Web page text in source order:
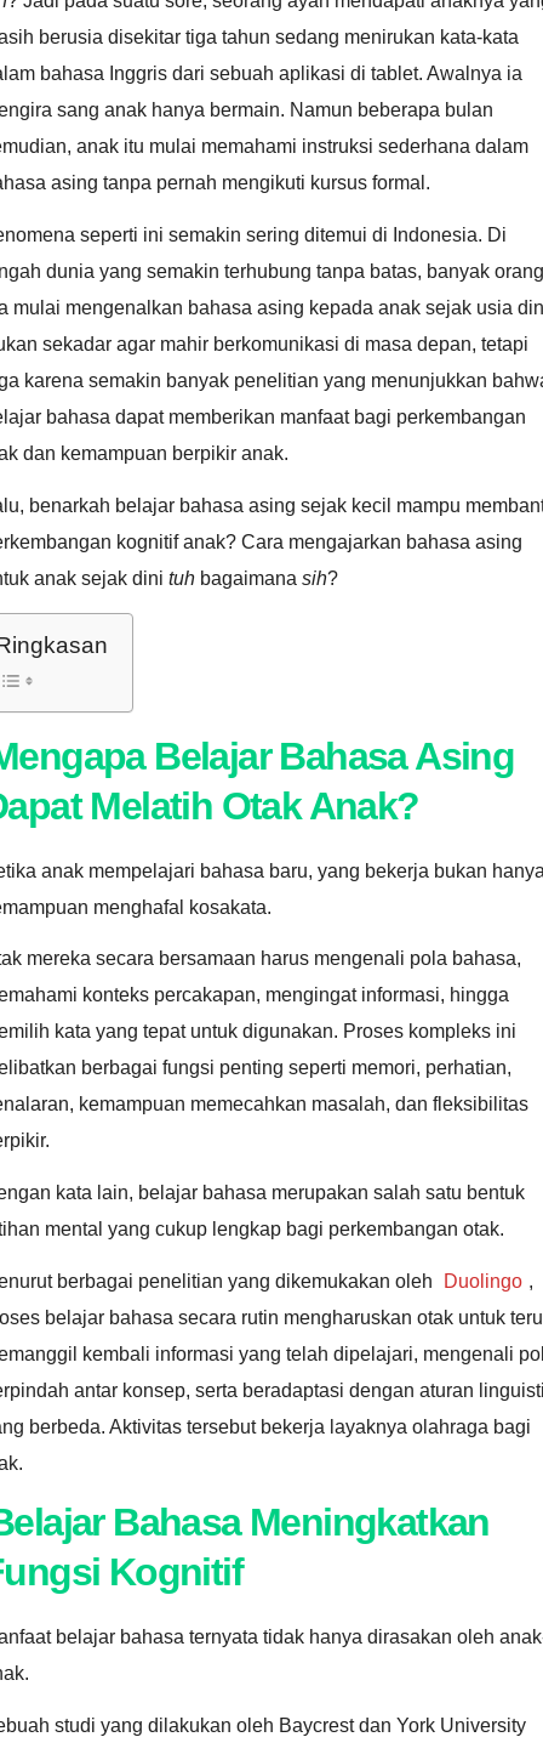
berusia disekitar tiga tahun sedang menirukan kata-kata
bahasa Inggris dari sebuah aplikasi di tablet. Awalnya ia
sang anak hanya bermain. Namun beberapa bulan
anak itu mulai memahami instruksi sederhana dalam
asing tanpa pernah mengikuti kursus formal.
seperti ini semakin sering ditemui di Indonesia. Di
dunia yang semakin terhubung tanpa batas, banyak orang
mulai mengenalkan bahasa asing kepada anak sejak usia
sekadar agar mahir berkomunikasi di masa depan, tetapi
karena semakin banyak penelitian yang menunjukkan
bahasa dapat memberikan manfaat bagi perkembangan
dan kemampuan berpikir anak.
benarkah belajar bahasa asing sejak kecil mampu
kognitif anak? Cara mengajarkan bahasa asing
anak sejak dini tuh bagaimana sih?
Belajar Bahasa Asing
Melatih Otak Anak?
anak mempelajari bahasa baru, yang bekerja bukan
menghafal kosakata.
mereka secara bersamaan harus mengenali pola bahasa,
konteks percakapan, mengingat informasi, hingga
kata yang tepat untuk digunakan. Proses kompleks ini
berbagai fungsi penting seperti memori, perhatian,
kemampuan memecahkan masalah, dan fleksibilitas
kata lain, belajar bahasa merupakan salah satu bentuk
mental yang cukup lengkap bagi perkembangan otak.
berbagai penelitian yang dikemukakan oleh Duolingo ,
belajar bahasa secara rutin mengharuskan otak untuk
kembali informasi yang telah dipelajari, mengenali
antar konsep, serta beradaptasi dengan aturan
berbeda. Aktivitas tersebut bekerja layaknya olahraga bagi
Bahasa Meningkatkan
Kognitif
belajar bahasa ternyata tidak hanya dirasakan oleh
studi yang dilakukan oleh Baycrest dan York University